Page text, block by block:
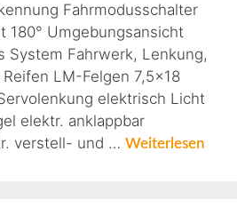
Fahrmodusschalter
180° Umgebungsansicht
System Fahrwerk, Lenkung,
LM-Felgen 7,5×18
elektrisch Licht
elektr. anklappbar
verstell- und … Weiterlesen